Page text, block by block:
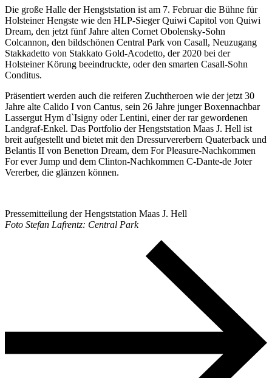
Die große Halle der Hengststation ist am 7. Februar die Bühne für
Holsteiner Hengste wie den HLP-Sieger Quiwi Capitol von Quiwi
Dream, den jetzt fünf Jahre alten Cornet Obolensky-Sohn
Colcannon, den bildschönen Central Park von Casall, Neuzugang
Stakkadetto von Stakkato Gold-Acodetto, der 2020 bei der
Holsteiner Körung beeindruckte, oder den smarten Casall-Sohn
Conditus.
Präsentiert werden auch die reiferen Zuchtheroen wie der jetzt 30
Jahre alte Calido I von Cantus, sein 26 Jahre junger Boxennachbar
Lassergut Hym d`Isigny oder Lentini, einer der rar gewordenen
Landgraf-Enkel. Das Portfolio der Hengststation Maas J. Hell ist
breit aufgestellt und bietet mit den Dressurvererbern Quaterback und
Belantis II von Benetton Dream, dem For Pleasure-Nachkommen
For ever Jump und dem Clinton-Nachkommen C-Dante-de Joter
Vererber, die glänzen können.
Pressemitteilung der Hengststation Maas J. Hell
Foto Stefan Lafrentz: Central Park